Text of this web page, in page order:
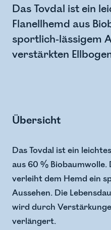
Das Tovdal ist ein
Flanellhemd aus
sportlich-lässigem
verstärkten
Übersicht
Das Tovdal ist ein
aus 60 % Biobaumwolle.
verleiht dem Hemd ein
Aussehen. Die
wird durch
verlängert.